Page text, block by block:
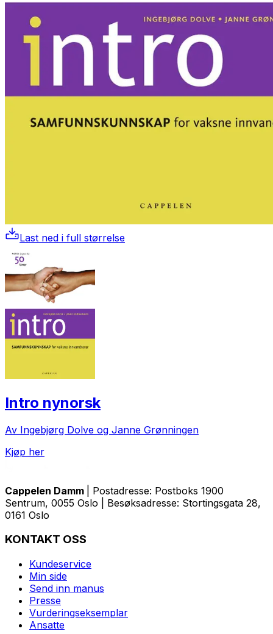
Last ned i full størrelse
Intro nynorsk
Av Ingebjørg Dolve og Janne Grønningen
Kjøp her
Cappelen Damm
| Postadresse: Postboks 1900
Sentrum, 0055 Oslo | Besøksadresse: Stortingsgata 28,
0161 Oslo
KONTAKT OSS
Kundeservice
Min side
Send inn manus
Presse
Vurderingseksemplar
Ansatte